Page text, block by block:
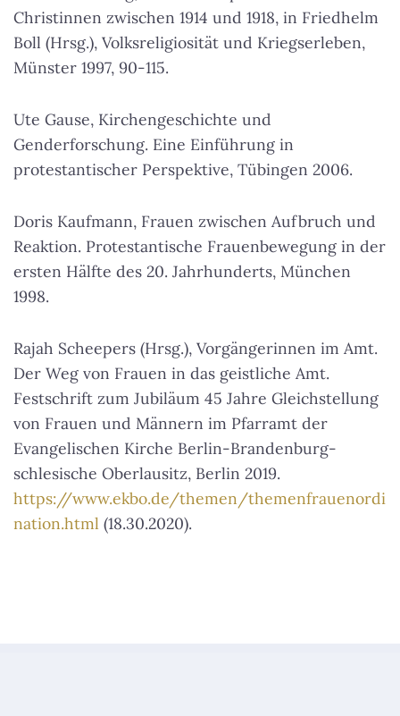
Christinnen zwischen 1914 und 1918, in Friedhelm
Boll (Hrsg.), Volksreligiosität und Kriegserleben,
Münster 1997, 90-115.
Ute Gause, Kirchengeschichte und
Genderforschung. Eine Einführung in
protestantischer Perspektive, Tübingen 2006.
Doris Kaufmann, Frauen zwischen Aufbruch und
Reaktion. Protestantische Frauenbewegung in der
ersten Hälfte des 20. Jahrhunderts, München
1998.
Rajah Scheepers (Hrsg.), Vorgängerinnen im Amt.
Der Weg von Frauen in das geistliche Amt.
Festschrift zum Jubiläum 45 Jahre Gleichstellung
von Frauen und Männern im Pfarramt der
Evangelischen Kirche Berlin-Brandenburg-
schlesische Oberlausitz, Berlin 2019.
https://www.ekbo.de/themen/themenfrauenordi
nation.html (18.30.2020).